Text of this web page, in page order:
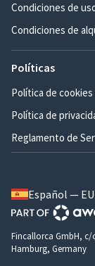
Condiciones de
Condiciones de
Políticas
Política de cookies
Política de
Reglamento de
Español —
Fincallorca GmbH, c/
Hamburg, Germany